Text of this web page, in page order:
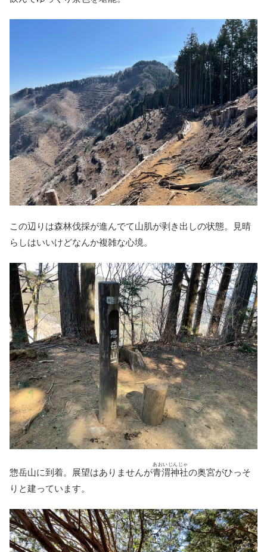
この辺りは森林伐採が進んでて山肌が剥き出しの状態。見晴
らしはいいけどなんか複雑な心境。
惣岳山に到着。展望はありませんが青渭神社
あおいじんじゃ
の奥宮がひっそ
りと建っています。